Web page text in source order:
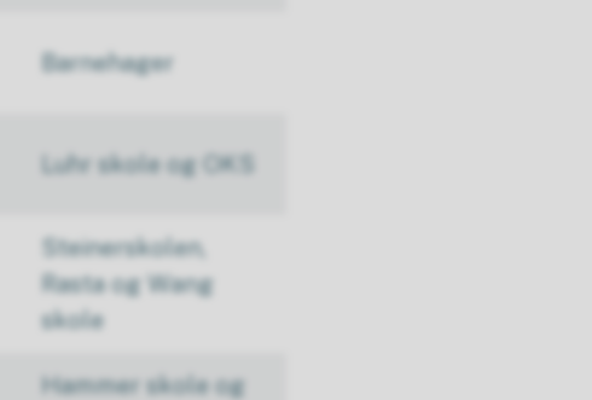
Barnehager
Luhr skole og OKS
Steinerskolen,
Rasta og Wang
skole
Hammer skole og